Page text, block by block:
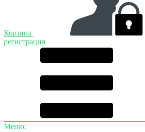
Корзина
регистрация
Меню: